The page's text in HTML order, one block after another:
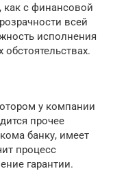
как с финансовой
всей
исполнения
у компании
прочее
банку, имеет
процесс
гарантии.